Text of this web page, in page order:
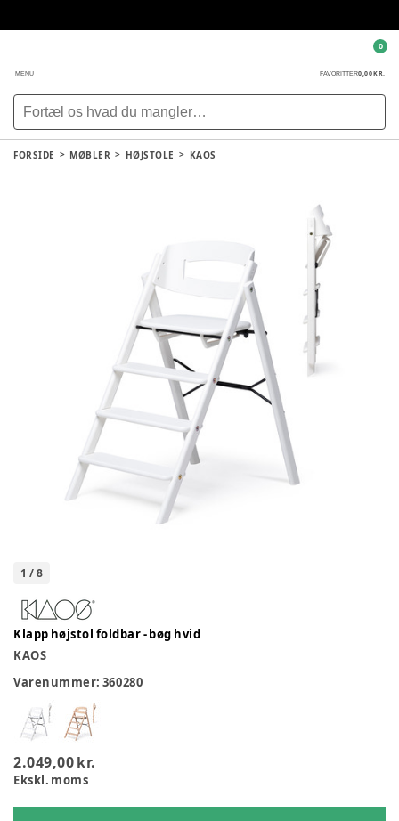
MENU FAVORITTER0,00 KR.
0
FORSIDE MØBLER HØJSTOLE KAOS
1 /8
Klapp højstol foldbar - bøg hvid
KAOS
Varenummer: 360280
2.049,00 kr.
Ekskl. moms